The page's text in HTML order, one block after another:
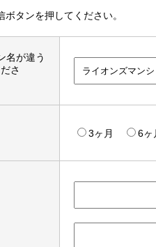
タンを押してください。
名が違う
さ
3ヶ月 6ヶ